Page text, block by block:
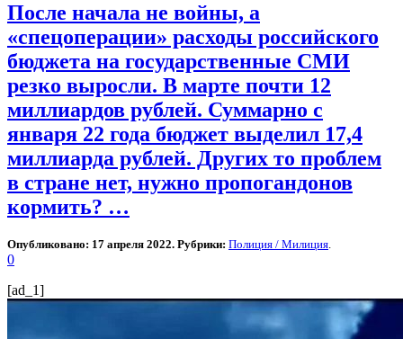
После начала не войны, а
«спецоперации» расходы российского
бюджета на государственные СМИ
резко выросли. В марте почти 12
миллиардов рублей. Суммарно с
января 22 года бюджет выделил 17,4
миллиарда рублей. Других то проблем
в стране нет, нужно пропогандонов
кормить? …
Опубликовано: 17 апреля 2022. Рубрики: Полиция / Милиция
0
[ad_1]